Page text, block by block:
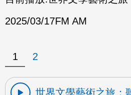
2025/03/17FM AM
1 2
世界文學藝術之旅：